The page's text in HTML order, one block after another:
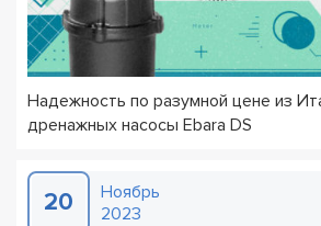
Надежность по разумной цене из
дренажных насосы Ebara DS
20
Ноябрь
2023